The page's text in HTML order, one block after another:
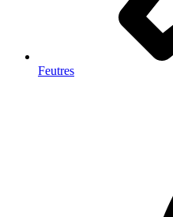
Feutres